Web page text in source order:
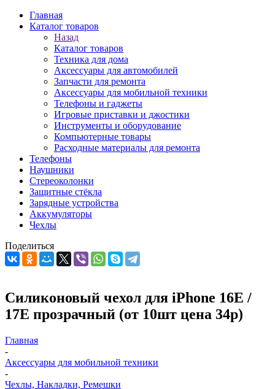
Главная
Каталог товаров
Назад
Каталог товаров
Техника для дома
Аксессуары для автомобилей
Запчасти для ремонта
Аксессуары для мобильной техники
Телефоны и гаджеты
Игровые приставки и джостики
Инструменты и оборудование
Компьютерные товары
Расходные материалы для ремонта
Телефоны
Наушники
Стереоколонки
Защитные стёкла
Зарядные устройства
Аккумуляторы
Чехлы
Поделиться
Силиконовый чехол для iPhone 16E /
17E прозрачный (от 10шт цена 34р)
Главная
-
Аксессуары для мобильной техники
-
Чехлы, Накладки, Ремешки